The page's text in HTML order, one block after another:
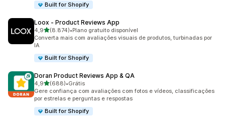
Built for Shopify
Loox ‑ Product Reviews App
4,9de 5 estrelas
(8.874)
8874 avaliações ao todo
•Plano gratuito disponível
Converta mais com avaliações visuais de produtos, turbinadas por
IA
Built for Shopify
Doran Product Reviews App & QA
4,9de 5 estrelas
(688)
688 avaliações ao todo
•Grátis
Gere confiança com avaliações com fotos e vídeos, classificações
por estrelas e perguntas e respostas
Built for Shopify